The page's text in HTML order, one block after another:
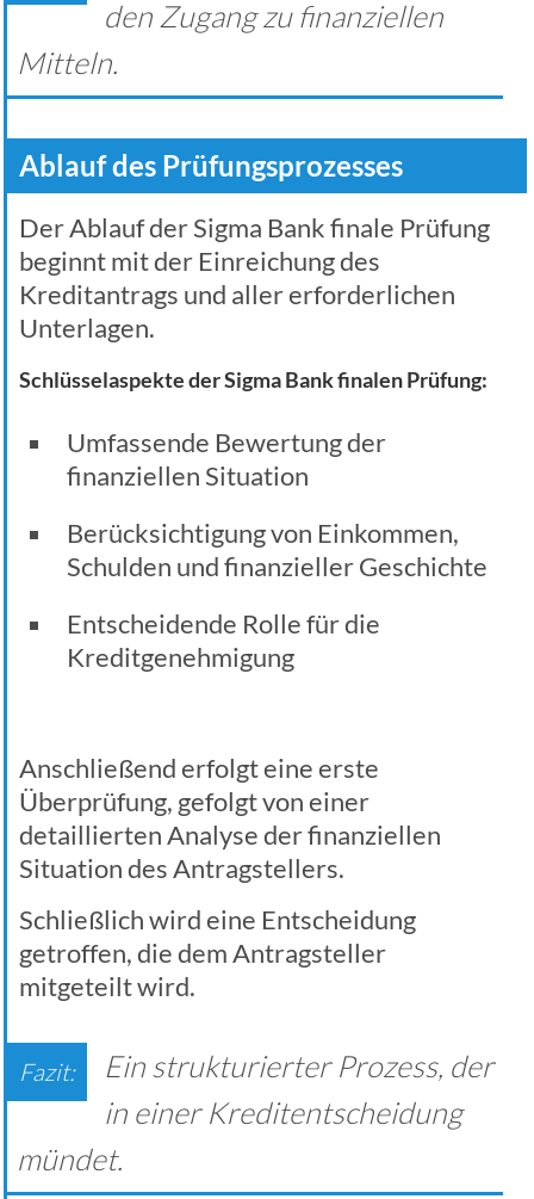
den Zugang zu finanziellen
Mitteln.
Ablauf des Prüfungsprozesses
Der Ablauf der Sigma Bank finale Prüfung
beginnt mit der Einreichung des
Kreditantrags und aller erforderlichen
Unterlagen.
Schlüsselaspekte der Sigma Bank finalen Prüfung:
Umfassende Bewertung der
finanziellen Situation
Berücksichtigung von Einkommen,
Schulden und finanzieller Geschichte
Entscheidende Rolle für die
Kreditgenehmigung
Anschließend erfolgt eine erste
Überprüfung, gefolgt von einer
detaillierten Analyse der finanziellen
Situation des Antragstellers.
Schließlich wird eine Entscheidung
getroffen, die dem Antragsteller
mitgeteilt wird.
Ein strukturierter Prozess, der
in einer Kreditentscheidung
mündet.